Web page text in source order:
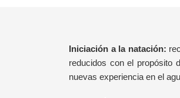
Iniciación a la natación:
reducidos con el propósito
nuevas experiencia en el